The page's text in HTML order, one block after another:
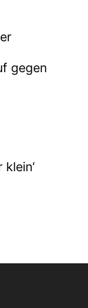
gegen
klein‘